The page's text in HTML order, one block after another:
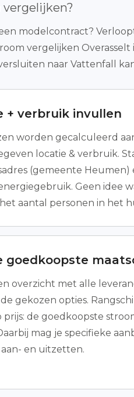
modelcontract?
vergelijken
naar Vattenfall
+ verbruik invullen
worden gecalculeerd
locatie & verbruik.
(gemeente Heumen)
Geen idee
het aantal personen in het
goedkoopste
overzicht met alle
gekozen opties.
de goedkoopste
mag je specifieke
en uitzetten.